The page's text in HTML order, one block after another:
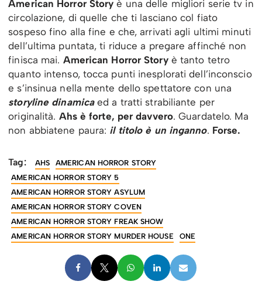
American Horror Story è una delle migliori serie tv in
circolazione, di quelle che ti lasciano col fiato
sospeso fino alla fine e che, arrivati agli ultimi minuti
dell’ultima puntata, ti riduce a pregare affinché non
finisca mai. American Horror Storyè tanto tetro
quanto intenso, tocca punti inesplorati dell’inconscio
e s’insinua nella mente dello spettatore con una
storyline dinamicaed a tratti strabiliante per
originalità. Ahs è forte, per davvero. Guardatelo. Ma
non abbiatene paura: il titolo è un inganno. Forse.
Tag: AHS
AMERICAN HORROR STORY
AMERICAN HORROR STORY 5
AMERICAN HORROR STORY ASYLUM
AMERICAN HORROR STORY COVEN
AMERICAN HORROR STORY FREAK SHOW
AMERICAN HORROR STORY MURDER HOUSE
ONE